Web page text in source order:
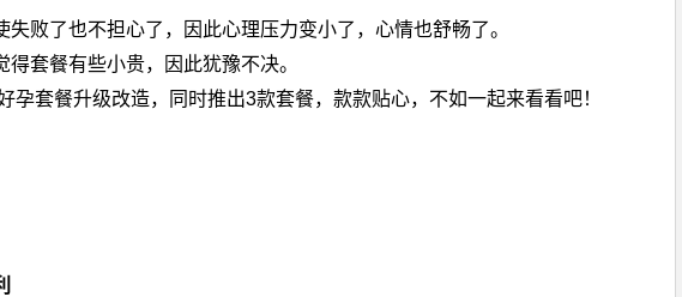
败了也不担心了，因此心理压力变小了，心情也舒畅了。
套餐有些小贵，因此犹豫不决。
套餐升级改造，同时推出3款套餐，款款贴心，不如一起来看看吧！